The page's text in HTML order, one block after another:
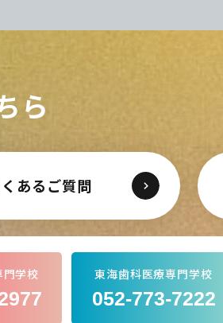
ら
あるご質問
学校 東海歯科医療専門学校
052-773-7222